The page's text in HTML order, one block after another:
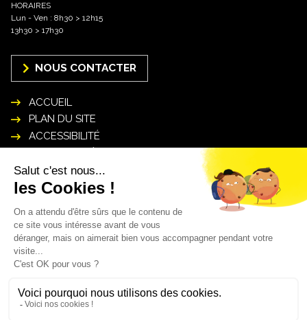
HORAIRES
Lun - Ven : 8h30 > 12h15
13h30 > 17h30
NOUS CONTACTER
ACCUEIL
PLAN DU SITE
ACCESSIBILITÉ
POLITIQUE DE GESTION DES DONNÉES
PERSONNELLES
INSCRIPTION NEWSLETTER
Mon courriel* :